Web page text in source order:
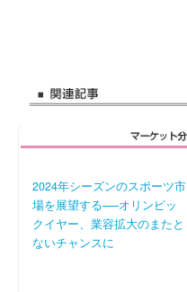
2024年シーズンのスポーツ市
場を展望する──オリンピッ
クイヤー、業容拡大のまたと
ないチャンスに